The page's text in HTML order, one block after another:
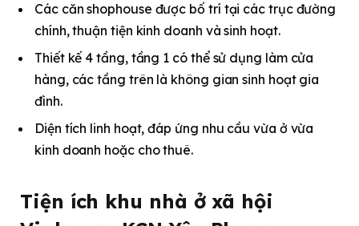
Các căn shophouse được bố trí tại các trục đường
chính, thuận tiện kinh doanh và sinh hoạt.
Thiết kế 4 tầng, tầng 1 có thể sử dụng làm cửa
hàng, các tầng trên là không gian sinh hoạt gia
đình.
Diện tích linh hoạt, đáp ứng nhu cầu vừa ở vừa
kinh doanh hoặc cho thuê.
Tiện ích khu nhà ở xã hội